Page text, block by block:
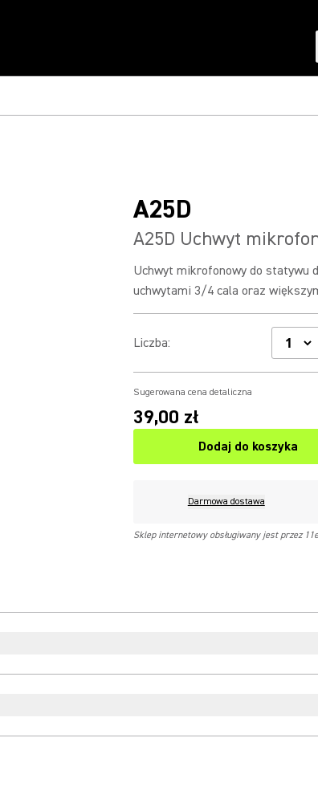
A25D
A25D Uchwyt
Uchwyt mikrofonowy do statywu
uchwytami 3/4 cala oraz
Liczba:
Sugerowana cena detaliczna
39,00 zł
Dodaj do koszyka
Darmowa dostawa
Sklep internetowy obsługiwany jest przez